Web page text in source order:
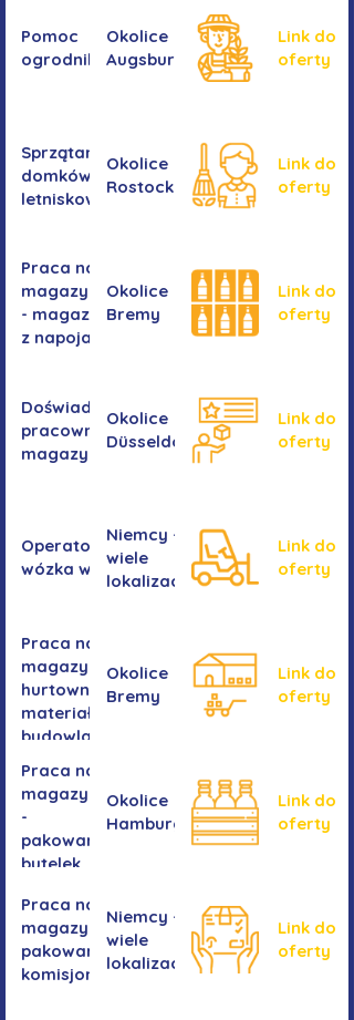
Pomoc
ogrodnika
Okolice
Augsburga
Link do
oferty
Sprzątanie
domków
letniskowych
Okolice
Rostocku
Link do
oferty
Praca na
magazynie
- magazyn
z napojami
Okolice
Bremy
Link do
oferty
Doświadczony
pracownik/pracownica
magazynu
Okolice
Düsseldorf
Link do
oferty
Operator/operatorka
wózka widłowego
Niemcy -
wiele
lokalizacji
Link do
oferty
Praca na
magazynie -
hurtownia
materiałów
budowlanych
Okolice
Bremy
Link do
oferty
Praca na
magazynie
-
pakowanie
butelek
Okolice
Hamburga
Link do
oferty
Praca na
magazynie /
pakowanie /
komisjonowanie
Niemcy -
wiele
lokalizacji
Link do
oferty